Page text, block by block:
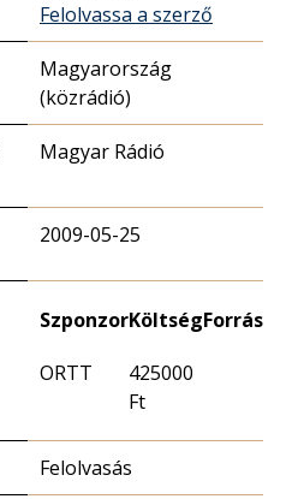
Felolvassa a szerző
Magyarország
(közrádió)
Magyar Rádió
2009-05-25
SzponzorKöltségForrás
ORTT
425000
Ft
Felolvasás